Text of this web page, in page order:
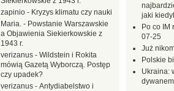
jaki
Po co IM
07-25
Już
Polskie
Ukraina:
dywanem
zapinio - Kryzys klimatu czy nauki
Maria. - Powstanie Warszawskie
a Objawienia Siekierkowskie z
1943 r.
verizanus - Wildstein i Rokita
mówią Gazetą Wyborczą. Postęp
czy upadek?
verizanus - Antydiabelstwo i